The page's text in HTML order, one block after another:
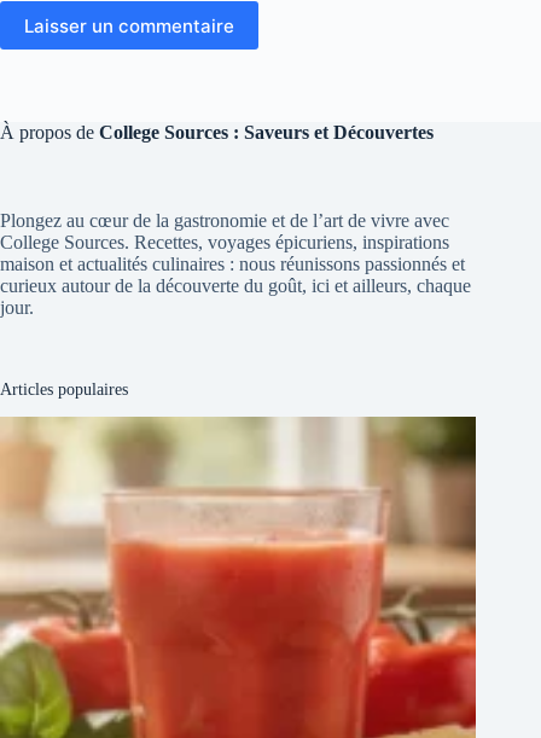
Laisser un commentaire
À propos de College Sources : Saveurs et Découvertes
Plongez au cœur de la gastronomie et de l’art de vivre avec
College Sources. Recettes, voyages épicuriens, inspirations
maison et actualités culinaires : nous réunissons passionnés et
curieux autour de la découverte du goût, ici et ailleurs, chaque
jour.
Articles populaires